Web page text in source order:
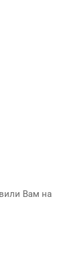
Вам на